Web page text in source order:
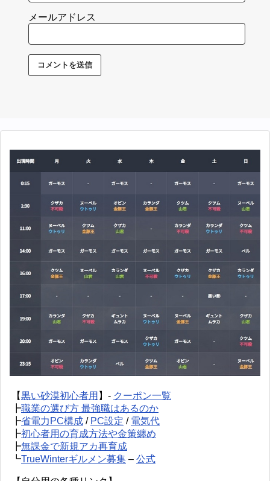
メールアドレス
【黒い砂漠初心者用 】- クーポン一覧
┣職業の選び方 最強職はあるのか
┣省電力PC構成 / PC設定 / 電気代
┣初心者用の育成方法や金策纏め
┣無課金で新規アカ再育成
┗TrueWinterギルメン募集 – 公式